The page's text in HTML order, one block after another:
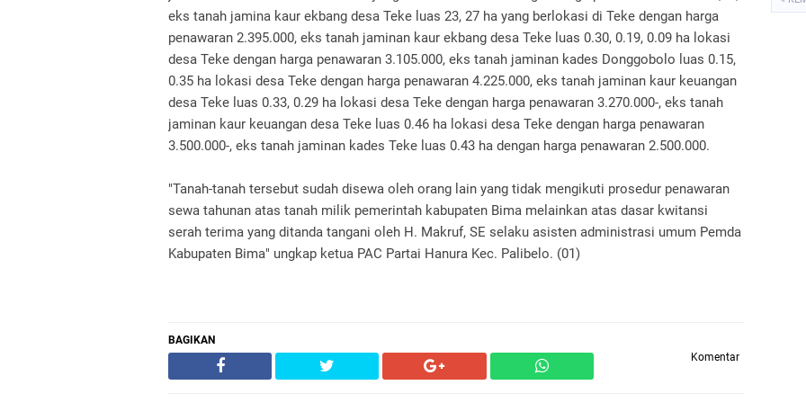
eks tanah jamina kaur ekbang desa Teke luas 23, 27 ha yang berlokasi di Teke dengan harga
penawaran 2.395.000, eks tanah jaminan kaur ekbang desa Teke luas 0.30, 0.19, 0.09 ha lokasi
desa Teke dengan harga penawaran 3.105.000, eks tanah jaminan kades Donggobolo luas 0.15,
0.35 ha lokasi desa Teke dengan harga penawaran 4.225.000, eks tanah jaminan kaur keuangan
desa Teke luas 0.33, 0.29 ha lokasi desa Teke dengan harga penawaran 3.270.000-, eks tanah
jaminan kaur keuangan desa Teke luas 0.46 ha lokasi desa Teke dengan harga penawaran
3.500.000-, eks tanah jaminan kades Teke luas 0.43 ha dengan harga penawaran 2.500.000.
"Tanah-tanah tersebut sudah disewa oleh orang lain yang tidak mengikuti prosedur penawaran
sewa tahunan atas tanah milik pemerintah kabupaten Bima melainkan atas dasar kwitansi
serah terima yang ditanda tangani oleh H. Makruf, SE selaku asisten administrasi umum Pemda
Kabupaten Bima" ungkap ketua PAC Partai Hanura Kec. Palibelo. (01)
BAGIKAN
Komentar